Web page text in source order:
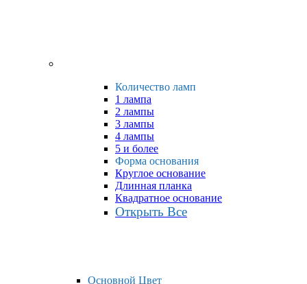
Количество ламп
1 лампа
2 лампы
3 лампы
4 лампы
5 и более
Форма основания
Круглое основание
Длинная планка
Квадратное основание
Открыть Все
Основной Цвет